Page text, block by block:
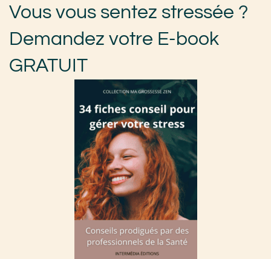
Vous vous sentez stressée ?
Demandez votre E-book
GRATUIT